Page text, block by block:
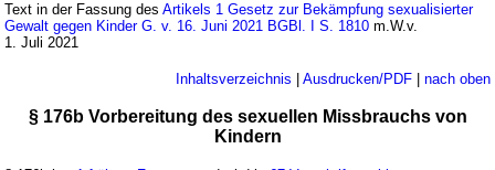
Text in der Fassung desArtikels 1 Gesetz zur Bekämpfung sexualisierter
Gewalt gegen Kinder G. v. 16. Juni 2021 BGBl. I S. 1810 m.W.v.
1. Juli 2021
Inhaltsverzeichnis Ausdrucken/PDF| nach oben
§ 176b Vorbereitung des sexuellen Missbrauchs von
Kindern